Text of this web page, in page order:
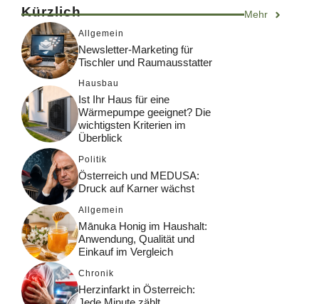
Kürzlich Mehr
Allgemein
Newsletter-Marketing für
Tischler und Raumausstatter
Hausbau
Ist Ihr Haus für eine
Wärmepumpe geeignet? Die
wichtigsten Kriterien im
Überblick
Politik
Österreich und MEDUSA:
Druck auf Karner wächst
Allgemein
Mānuka Honig im Haushalt:
Anwendung, Qualität und
Einkauf im Vergleich
Chronik
Herzinfarkt in Österreich: